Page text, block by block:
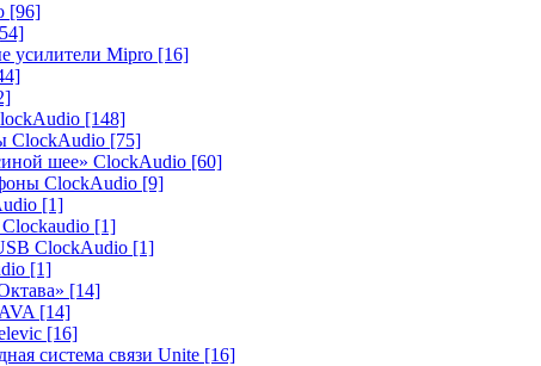
[96]
усилители Mipro [16]
[148]
ClockAudio [75]
шее» ClockAudio [60]
ClockAudio [9]
[1]
[1]
ClockAudio [1]
[1]
[14]
[14]
[16]
система связи Unite [16]